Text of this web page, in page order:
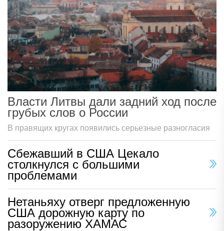
Власти Литвы дали задний ход после
грубых слов о России
В правящих кругах появились серьезные разногласия
Сбежавший в США Цекало
столкнулся с большими
проблемами
Нетаньяху отверг предложенную
США дорожную карту по
разоружению ХАМАС